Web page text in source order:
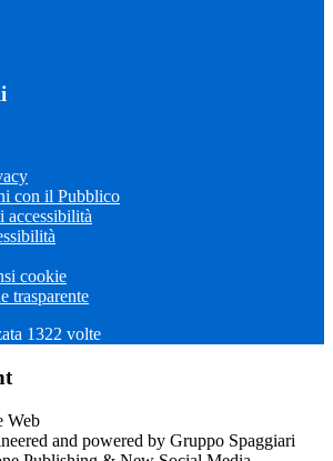
con il Pubblico
accessibilità
cookie
trasparente
1322 volte
and powered by Gruppo Spaggiari